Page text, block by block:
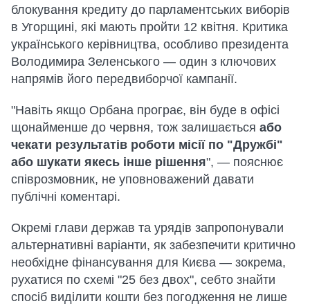
блокування кредиту до парламентських виборів
в Угорщині, які мають пройти 12 квітня. Критика
українського керівництва, особливо президента
Володимира Зеленського — один з ключових
напрямів його передвиборчої кампанії.
"Навіть якщо Орбана програє, він буде в офісі
щонайменше до червня, тож залишається або
чекати результатів роботи місії по "Дружбі"
або шукати якесь інше рішення", — пояснює
співрозмовник, не уповноважений давати
публічні коментарі.
Окремі глави держав та урядів запропонували
альтернативні варіанти, як забезпечити критично
необхідне фінансування для Києва — зокрема,
рухатися по схемі "25 без двох", себто знайти
спосіб виділити кошти без погодження не лише